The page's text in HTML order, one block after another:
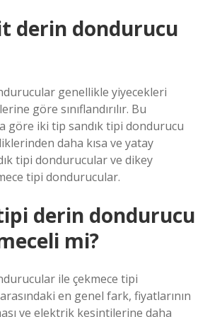
derin dondurucu
genellikle yiyecekleri
göre sınıflandırılır. Bu
göre iki tip sandık tipi dondurucu
daha kısa ve yatay
tipi dondurucular ve dikey
tipi dondurucular.
derin dondurucu
mi?
ile çekmece tipi
en genel fark, fiyatlarının
ve elektrik kesintilerine daha